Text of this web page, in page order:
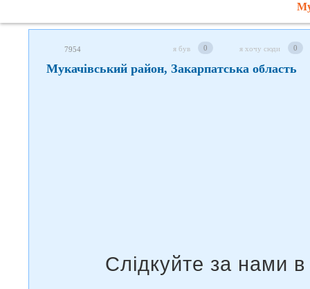
7954 я був 0 я хочу сюди 0
Мукачівський район, Закарпатська область